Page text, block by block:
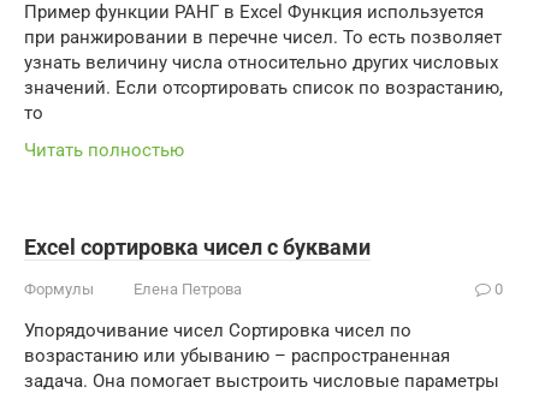
Пример функции РАНГ в Excel Функция используется
при ранжировании в перечне чисел. То есть позволяет
узнать величину числа относительно других числовых
значений. Если отсортировать список по возрастанию,
то
Читать полностью
Excel сортировка чисел с буквами
Формулы Елена Петрова 0
Упорядочивание чисел Сортировка чисел по
возрастанию или убыванию – распространенная
задача. Она помогает выстроить числовые параметры